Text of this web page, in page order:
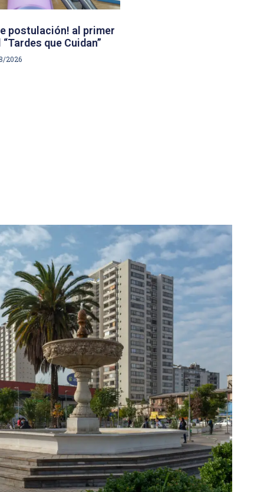
postulación! al primer
que Cuidan”
2026